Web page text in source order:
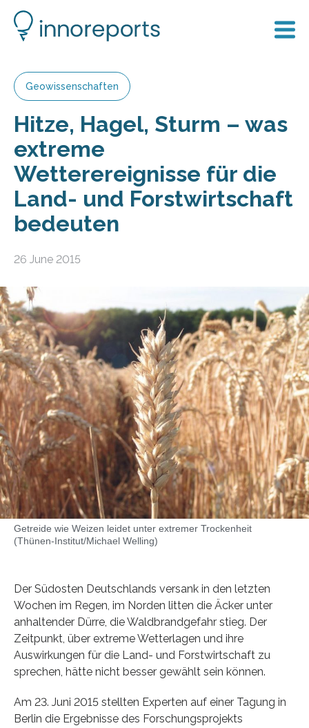
Geowissenschaften
Hitze, Hagel, Sturm – was
extreme
Wetterereignisse für die
Land- und Forstwirtschaft
bedeuten
26 June 2015
Getreide wie Weizen leidet unter extremer Trockenheit
(Thünen-Institut/Michael Welling)
Der Südosten Deutschlands versank in den letzten
Wochen im Regen, im Norden litten die Äcker unter
anhaltender Dürre, die Waldbrandgefahr stieg. Der
Zeitpunkt, über extreme Wetterlagen und ihre
Auswirkungen für die Land- und Forstwirtschaft zu
sprechen, hätte nicht besser gewählt sein können.
Am 23. Juni 2015 stellten Experten auf einer Tagung in
Berlin die Ergebnisse des Forschungsprojekts